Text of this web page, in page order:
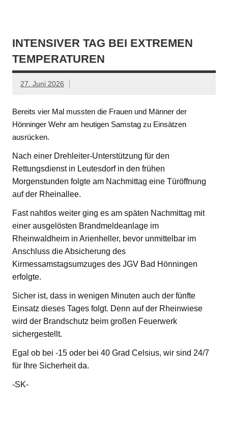
INTENSIVER TAG BEI EXTREMEN
TEMPERATUREN
27. Juni 2026
Bereits vier Mal mussten die Frauen und Männer der
Hönninger Wehr am heutigen Samstag zu Einsätzen
ausrücken.
Nach einer Drehleiter-Unterstützung für den
Rettungsdienst in Leutesdorf in den frühen
Morgenstunden folgte am Nachmittag eine Türöffnung
auf der Rheinallee.
Fast nahtlos weiter ging es am späten Nachmittag mit
einer ausgelösten Brandmeldeanlage im
Rheinwaldheim in Arienheller, bevor unmittelbar im
Anschluss die Absicherung des
Kirmessamstagsumzuges des JGV Bad Hönningen
erfolgte.
Sicher ist, dass in wenigen Minuten auch der fünfte
Einsatz dieses Tages folgt. Denn auf der Rheinwiese
wird der Brandschutz beim großen Feuerwerk
sichergestellt.
Egal ob bei -15 oder bei 40 Grad Celsius, wir sind 24/7
für Ihre Sicherheit da.
-SK-